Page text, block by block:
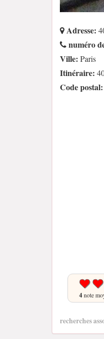
Adresse:
numéro
Ville: Paris
Itinéraire:
Code postal:
4note
recherches